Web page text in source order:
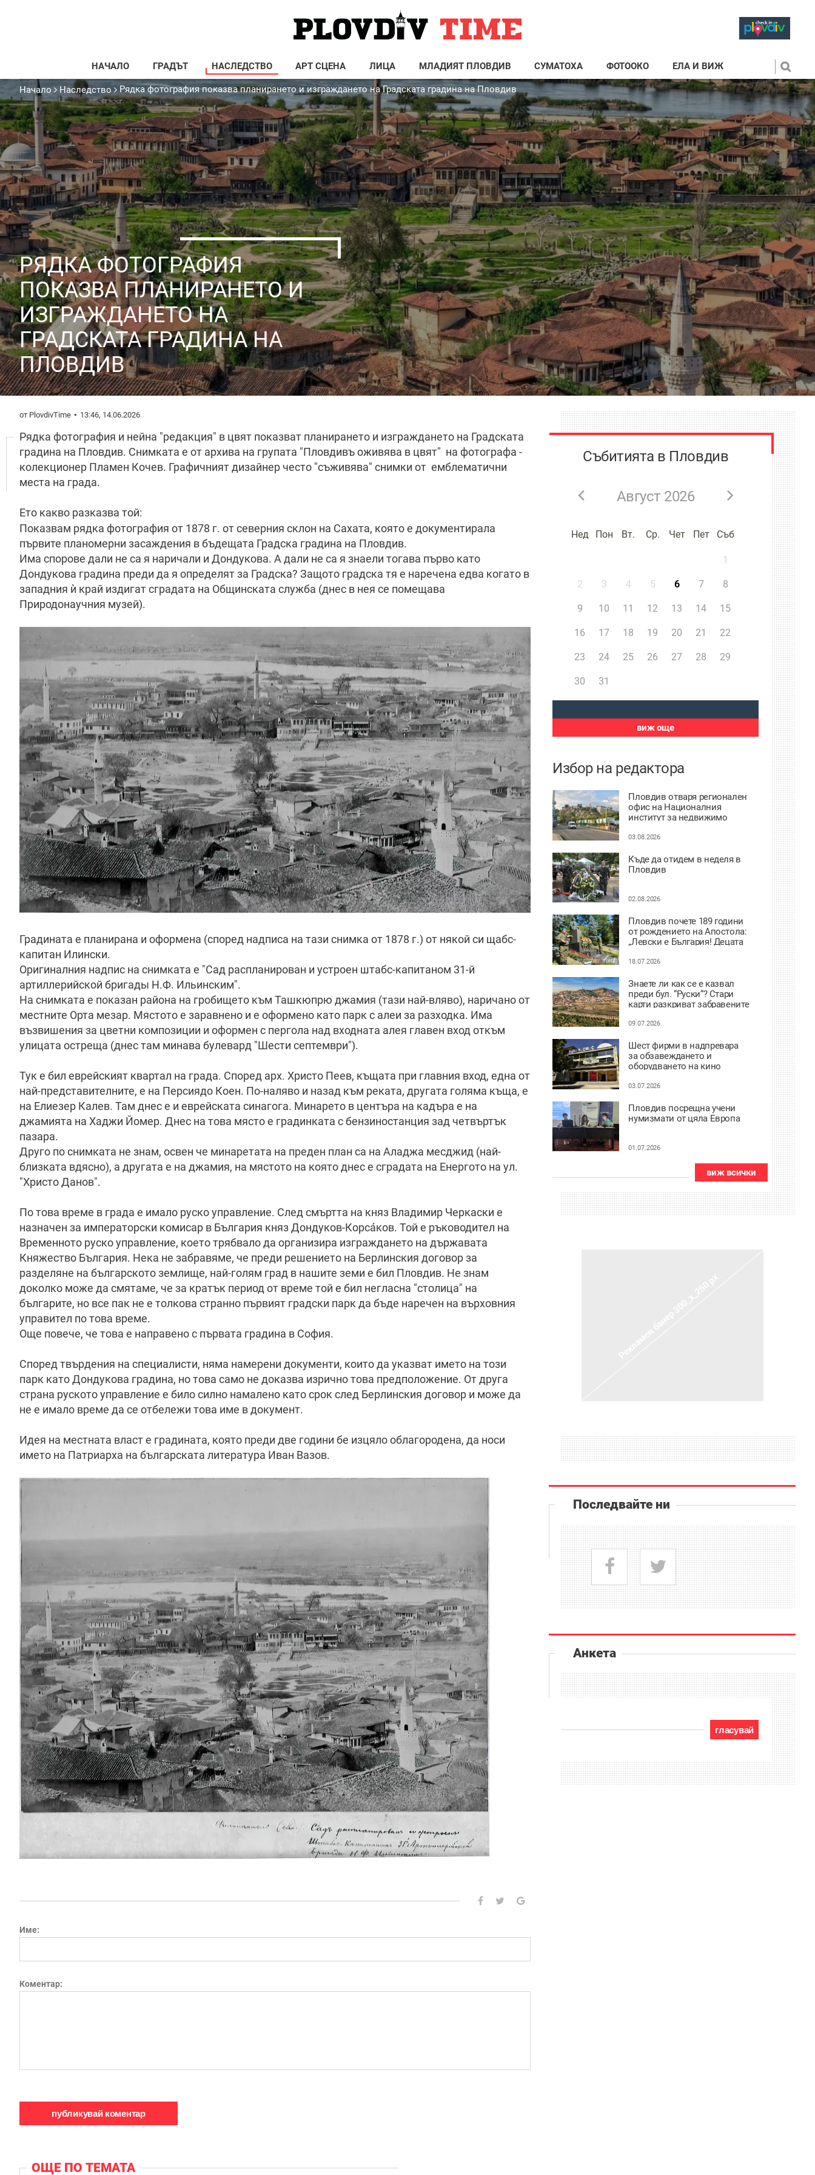
НАЧАЛО ГРАДЪТ НАСЛЕДСТВО АРТ СЦЕНА ЛИЦА МЛАДИЯТ ПЛОВДИВ СУМАТОХА ФОТООКО ЕЛА И ВИЖ
Начало Наследство Рядка фотография показва планирането и изграждането на Градската градина на Пловдив
РЯДКА ФОТОГРАФИЯ
ПОКАЗВА ПЛАНИРАНЕТО И
ИЗГРАЖДАНЕТО НА
ГРАДСКАТА ГРАДИНА НА
ПЛОВДИВ
от PlovdivTime 13:46, 14.06.2026
Рядка фотография и нейна "редакция" в цвят показват планирането и изграждането на Градската
градина на Пловдив. Снимката е от архива на групата "Пловдивъ оживява в цвят" на фотографа -
колекционер Пламен Кочев. Графичният дизайнер често "съживява" снимки от емблематични
места на града.
Ето какво разказва той:
Показвам рядка фотография от 1878 г. от северния склон на Сахата, която е документирала
първите планомерни засаждения в бъдещата Градска градина на Пловдив.
Има спорове дали не са я наричали и Дондукова. А дали не са я знаели тогава първо като
Дондукова градина преди да я определят за Градска? Защото градска тя е наречена едва когато в
западния ѝ край издигат сградата на Общинската служба (днес в нея се помещава
Природонаучния музей).
Градината е планирана и оформена (според надписа на тази снимка от 1878 г.) от някой си щабс-
капитан Илински.
Оригиналния надпис на снимката е "Сад распланирован и устроен штабс-капитаном 31-й
артиллерийской бригады Н.Ф. Ильинским".
На снимката е показан района на гробището към Ташкюпрю джамия (тази най-вляво), наричано от
местните Орта мезар. Мястото е заравнено и е оформено като парк с алеи за разходка. Има
възвишения за цветни композиции и оформен с пергола над входната алея главен вход откъм
улицата остреща (днес там минава булевард "Шести септември").
Тук е бил еврейският квартал на града. Според арх. Христо Пеев, къщата при главния вход, една от
най-представителните, е на Персиядо Коен. По-наляво и назад към реката, другата голяма къща, е
на Елиезер Калев. Там днес е и еврейската синагога. Минарето в центъра на кадъра е на
джамията на Хаджи Йомер. Днес на това място е градинката с бензиностанция зад четвъртък
пазара.
Друго по снимката не знам, освен че минаретата на преден план са на Аладжа месджид (най-
близката вдясно), а другата е на джамия, на мястото на която днес е сградата на Енергото на ул.
"Христо Данов".
По това време в града е имало руско управление. След смъртта на княз Владимир Черкаски е
назначен за императорски комисар в България княз Дондуков-Корсáков. Той е ръководител на
Временното руско управление, което трябвало да организира изграждането на държавата
Княжество България. Нека не забравяме, че преди решението на Берлинския договор за
разделяне на българското землище, най-голям град в нашите земи е бил Пловдив. Не знам
доколко може да смятаме, че за кратък период от време той е бил негласна "столица" на
българите, но все пак не е толкова странно първият градски парк да бъде наречен на върховния
управител по това време.
Още повече, че това е направено с първата градина в София.
Според твърдения на специалисти, няма намерени документи, които да указват името на този
парк като Дондукова градина, но това само не доказва изрично това предположение. От друга
страна руското управление е било силно намалено като срок след Берлинския договор и може да
не е имало време да се отбележи това име в документ.
Идея на местната власт е градината, която преди две години бе изцяло облагородена, да носи
името на Патриарха на българската литература Иван Вазов.
Име:
Коментар:
ОЩЕ ПО ТЕМАТА
Събитията в Пловдив
Август 2026
Нед Пон Вт. Ср. Чет Пет Съб
1
2 3 4 5 6 7 8
9 10 11 12 13 14 15
16 17 18 19 20 21 22
23 24 25 26 27 28 29
30 31
виж още
Избор на редактора
Пловдив отваря регионален
офис на Националния
институт за недвижимо
03.08.2026
Къде да отидем в неделя в
Пловдив
02.08.2026
Пловдив почете 189 години
от рождението на Апостола:
„Левски е България! Децата
герои, имат Него“
18.07.2026
Знаете ли как се е казвал
преди бул. “Руски“? Стари
карти разкриват забравените
09.07.2026
Шест фирми в надпревара
за обзавеждането и
оборудването на кино
03.07.2026
Пловдив посрещна учени
нумизмати от цяла Европа
01.07.2026
виж всички
Последвайте ни
Анкета
гласувай